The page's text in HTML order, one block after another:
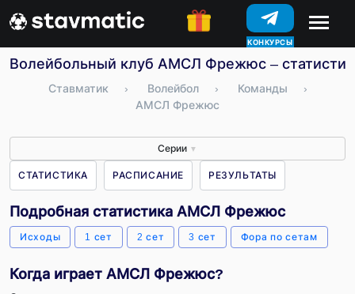
КОНКУРСЫ
Волейбольный клуб АМСЛ Фрежюс –
Ставматик › Волейбол › Команды
›
АМСЛ Фрежюс
Серии ▼
СТАТИСТИКА РАСПИСАНИЕ РЕЗУЛЬТАТЫ
Подробная статистика АМСЛ Фрежюс
Исходы 1 сет 2 сет 3 сет Фора по сетам
Когда играет АМСЛ Фрежюс?